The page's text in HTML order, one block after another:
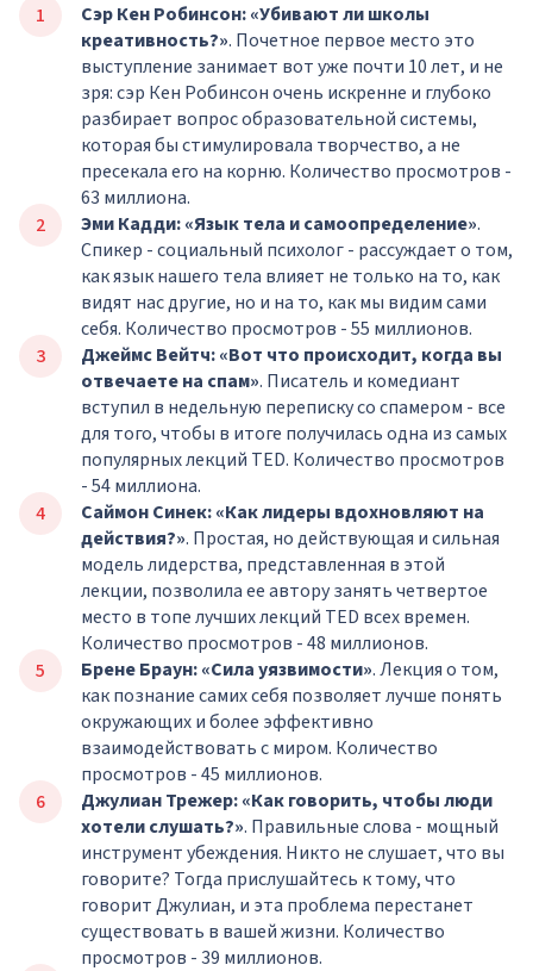
Сэр Кен Робинсон: «Убивают ли школы
креативность?». Почетное первое место это
выступление занимает вот уже почти 10 лет, и не
зря: сэр Кен Робинсон очень искренне и глубоко
разбирает вопрос образовательной системы,
которая бы стимулировала творчество, а не
пресекала его на корню. Количество просмотров -
63 миллиона.
Эми Кадди: «Язык тела и самоопределение».
Спикер - социальный психолог - рассуждает о том,
как язык нашего тела влияет не только на то, как
видят нас другие, но и на то, как мы видим сами
себя. Количество просмотров - 55 миллионов.
Джеймс Вейтч: «Вот что происходит, когда вы
отвечаете на спам». Писатель и комедиант
вступил в недельную переписку со спамером - все
для того, чтобы в итоге получилась одна из самых
популярных лекций TED. Количество просмотров
- 54 миллиона.
Саймон Синек: «Как лидеры вдохновляют на
действия?». Простая, но действующая и сильная
модель лидерства, представленная в этой
лекции, позволила ее автору занять четвертое
место в топе лучших лекций TED всех времен.
Количество просмотров - 48 миллионов.
Брене Браун: «Сила уязвимости». Лекция о том,
как познание самих себя позволяет лучше понять
окружающих и более эффективно
взаимодействовать с миром. Количество
просмотров - 45 миллионов.
Джулиан Трежер: «Как говорить, чтобы люди
хотели слушать?». Правильные слова - мощный
инструмент убеждения. Никто не слушает, что вы
говорите? Тогда прислушайтесь к тому, что
говорит Джулиан, и эта проблема перестанет
существовать в вашей жизни. Количество
просмотров - 39 миллионов.